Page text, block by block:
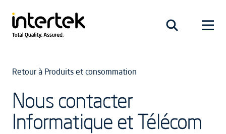
Retour à Produits et consommation
Nous contacter
Informatique et Télécom